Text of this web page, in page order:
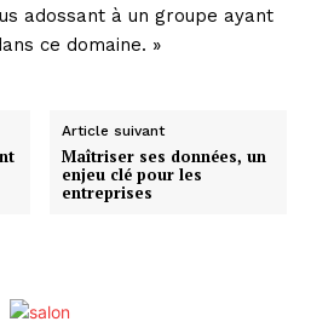
adossant à un groupe ayant
ce domaine. »
Article suivant
Maîtriser ses données, un
enjeu clé pour les
entreprises